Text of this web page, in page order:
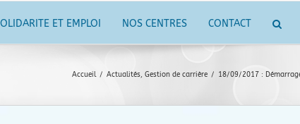
ET EMPLOI NOS CENTRES CONTACT
Accueil / Actualités, Gestion de carrière / 18/09/2017 :